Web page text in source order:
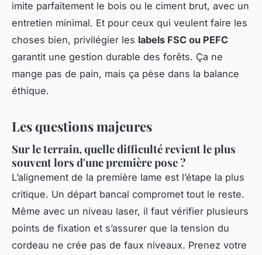
imite parfaitement le bois ou le ciment brut, avec un
entretien minimal. Et pour ceux qui veulent faire les
choses bien, privilégier les labels FSC ou PEFC
garantit une gestion durable des forêts. Ça ne
mange pas de pain, mais ça pèse dans la balance
éthique.
Les questions majeures
Sur le terrain, quelle difficulté revient le plus
souvent lors d'une première pose ?
L’alignement de la première lame est l’étape la plus
critique. Un départ bancal compromet tout le reste.
Même avec un niveau laser, il faut vérifier plusieurs
points de fixation et s’assurer que la tension du
cordeau ne crée pas de faux niveaux. Prenez votre